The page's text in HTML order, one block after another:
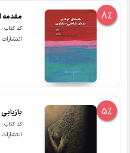
8% مقدمه
کد کتاب :
5%
کد کتاب :